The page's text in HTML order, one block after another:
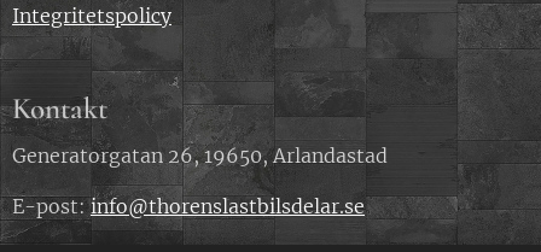
Integritetspolicy
Kontakt
Generatorgatan 26, 19650, Arlandastad
E-post: info@thorenslastbilsdelar.se